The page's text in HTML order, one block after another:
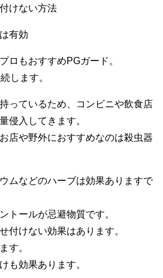
けない方法
有効
ロもおすすめPGガード。
します。
っているため、コンビニや飲食店
侵入してきます。
店や野外におすすめなのは殺虫器
ムなどのハーブは効果ありますで
トールが忌避物質です。
付けない効果はあります。
す。
も効果あります。